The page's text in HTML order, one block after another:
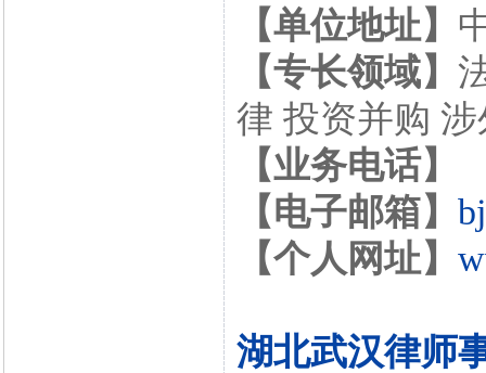
【单位地址】
【专长领域】
律 投资并购
【业务电话】
【电子邮箱】
【个人网址】
湖北武汉律师